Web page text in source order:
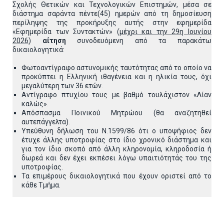
Σχολής Θετικών και Τεχνολογικών Επιστημών, μέσα σε
διάστημα σαράντα πέντε(45) ημερών από τη δημοσίευση
περίληψης της προκήρυξης αυτής στην εφημερίδα
«Εφημερίδα των Συντακτών» (μέχρι και την 29η Ιουνίου
2026) αίτηση συνοδευόμενη από τα παρακάτω
δικαιολογητικά:
Φωτοαντίγραφο αστυνομικής ταυτότητας από το οποίο να
προκύπτει η Ελληνική ιθαγένεια και η ηλικία τους, όχι
μεγαλύτερη των 36 ετών.
Αντίγραφο πτυχίου τους με βαθμό τουλάχιστον «Λίαν
καλώς».
Απόσπασμα Ποινικού Μητρώου (θα αναζητηθεί
αυτεπάγγελτα).
Υπεύθυνη δήλωση του Ν.1599/86 ότι ο υποψήφιος δεν
έτυχε άλλης υποτροφίας στο ίδιο χρονικό διάστημα και
για τον ίδιο σκοπό από άλλη κληρονομία, κληροδοσία ή
δωρεά και δεν έχει εκπέσει λόγω υπαιτιότητάς του της
υποτροφίας.
Τα επιμέρους δικαιολογητικά που έχουν οριστεί από το
κάθε Τμήμα.